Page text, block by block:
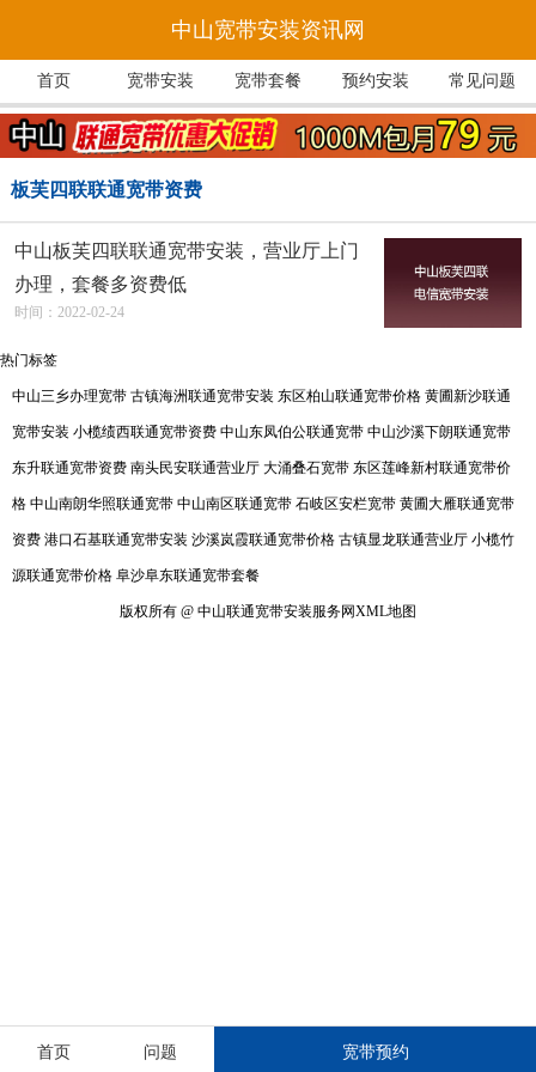
中山宽带安装资讯网
首页 宽带安装 宽带套餐 预约安装 常见问题
板芙四联联通宽带资费
中山板芙四联联通宽带安装，营业厅上门
办理，套餐多资费低
时间：2022-02-24
热门标签
中山三乡办理宽带 古镇海洲联通宽带安装 东区柏山联通宽带价格 黄圃新沙联通
宽带安装 小榄绩西联通宽带资费 中山东凤伯公联通宽带 中山沙溪下朗联通宽带
东升联通宽带资费 南头民安联通营业厅 大涌叠石宽带 东区莲峰新村联通宽带价
格 中山南朗华照联通宽带 中山南区联通宽带 石岐区安栏宽带 黄圃大雁联通宽带
资费 港口石基联通宽带安装 沙溪岚霞联通宽带价格 古镇显龙联通营业厅 小榄竹
源联通宽带价格 阜沙阜东联通宽带套餐
版权所有 @ 中山联通宽带安装服务网XML地图
首页 问题 宽带预约